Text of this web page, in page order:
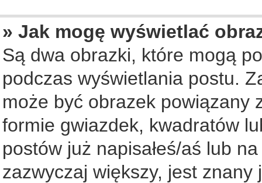
» Jak mogę wyświetlać
Są dwa obrazki, które mogą
podczas wyświetlania postu.
może być obrazek powiązany
formie gwiazdek, kwadratów
postów już napisałeś/aś lub
zazwyczaj większy, jest